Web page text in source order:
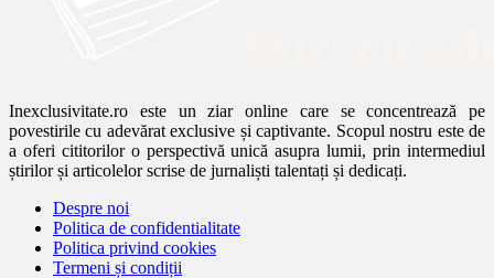
Inexclusivitate.ro este un ziar online care se concentrează pe
povestirile cu adevărat exclusive și captivante. Scopul nostru este de
a oferi cititorilor o perspectivă unică asupra lumii, prin intermediul
știrilor și articolelor scrise de jurnaliști talentați și dedicați.
Despre noi
Politica de confidentialitate
Politica privind cookies
Termeni și condiții